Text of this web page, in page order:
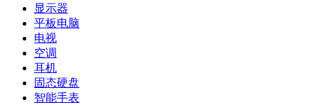
显示器
平板电脑
电视
空调
耳机
固态硬盘
智能手表